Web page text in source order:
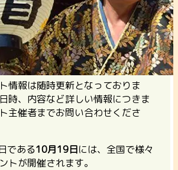
情報は随時更新となっておりま
時、内容など詳しい情報につきま
主催者までお問い合わせくださ
である10月19日には、全国で様々
トが開催されます。